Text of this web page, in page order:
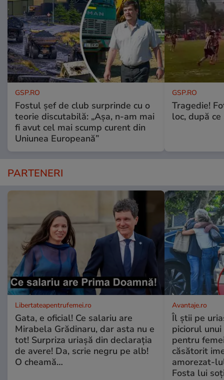
GSP.RO
Fostul șef de club surprinde cu o
teorie discutabilă: „Așa, n-am mai
fi avut cel mai scump curent din
Uniunea Europeană”
GSP.RO
Tragedie!
loc, după
PARTENERI
Libertateapentrufemei.ro
Gata, e oficial! Ce salariu are
Mirabela Grădinaru, dar asta nu e
tot! Surpriza uriașă din declarația
de avere! Da, scrie negru pe alb!
O cheamă…
Avantaje.ro
Îl știi pe
piciorul
pentru
căsătorit
amorezat-
Fosta lui